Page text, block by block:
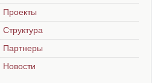
Проекты
Структура
Партнеры
Новости